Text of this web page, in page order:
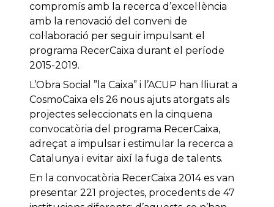
compromís amb la recerca d’excel·lència
amb la renovació del conveni de
col·laboració per seguir impulsant el
programa RecerCaixa durant el període
2015-2019.
L’Obra Social ”la Caixa” i l’ACUP han lliurat a
CosmoCaixa els 26 nous ajuts atorgats als
projectes seleccionats en la cinquena
convocatòria del programa RecerCaixa,
adreçat a impulsar i estimular la recerca a
Catalunya i evitar així la fuga de talents.
En la convocatòria RecerCaixa 2014 es van
presentar 221 projectes, procedents de 47